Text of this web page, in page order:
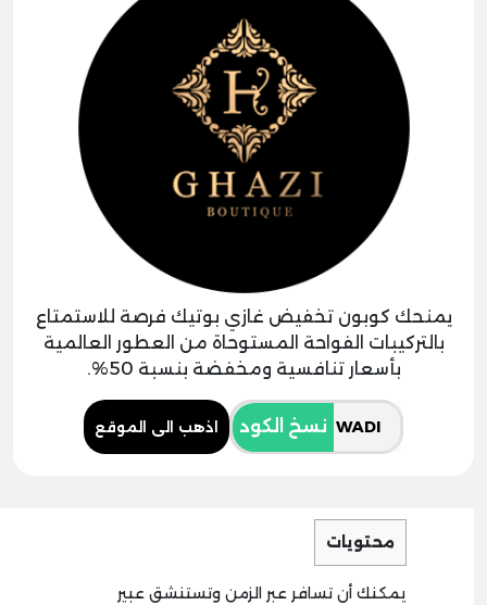
يمنحك كوبون تخفيض غازي بوتيك فرصة للاستمتاع
بالتركيبات الفواحة المستوحاة من العطور العالمية
بأسعار تنافسية ومخفضة بنسبة 50%.
نسخ الكود اذهب الى الموقع
محتويات
يمكنك أن تسافر عبر الزمن وتستنشق عبير